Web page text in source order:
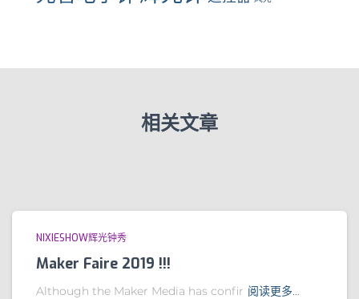
相关文章
NIXIESHOW辉光钟秀
Maker Faire 2019 !!!
Although the Maker Media has confir 阅读更多…